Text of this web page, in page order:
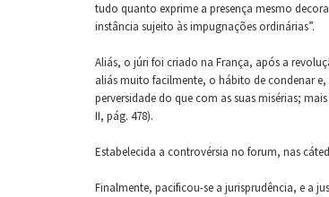
tudo quanto exprime a presença mesmo
instância sujeito às impugnações ordinárias”.
Aliás, o júri foi criado na França, após a
aliás muito facilmente, o hábito de condenar
perversidade do que com as suas misérias;
II, pág. 478).
Estabelecida a controvérsia no forum, nas
Finalmente, pacificou-se a jurisprudência, e a